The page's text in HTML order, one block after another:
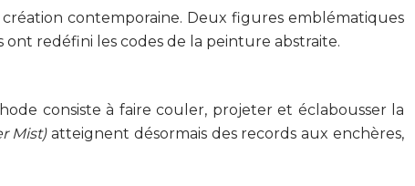
création contemporaine. Deux figures emblématiques
redéfini les codes de la peinture abstraite.
consiste à faire couler, projeter et éclabousser la
Mist)atteignent désormais des records aux enchères,